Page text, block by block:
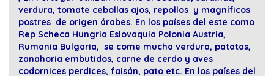
verdura, tomate cebollas ajos, repollos y magníficos
postres de origen árabes. En los países del este como
Rep Scheca Hungria Eslovaquia Polonia Austria,
Rumania Bulgaria, se come mucha verdura, patatas,
zanahoria embutidos, carne de cerdo y aves
codornices perdices, faisán, pato etc. En los países del